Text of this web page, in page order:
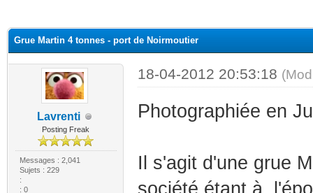
Grue Martin 4 tonnes - port de Noirmoutier
Lavrenti
Posting Freak
Messages : 2,041
Sujets : 229
:
: 0
18-04-2012 20:53:18
Photographiée en
Il s'agit d'une grue
société étant à